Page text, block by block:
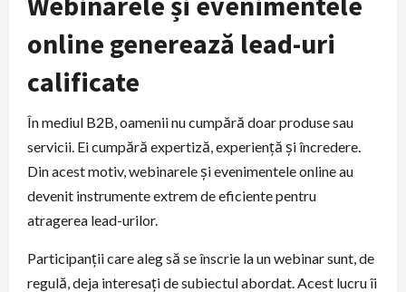
online generează lead-uri
calificate
În mediul B2B, oamenii nu cumpără doar produse sau
servicii. Ei cumpără expertiză, experiență și încredere.
Din acest motiv, webinarele și evenimentele online au
devenit instrumente extrem de eficiente pentru
atragerea lead-urilor.
Participanții care aleg să se înscrie la un webinar sunt, de
regulă, deja interesați de subiectul abordat. Acest lucru îi